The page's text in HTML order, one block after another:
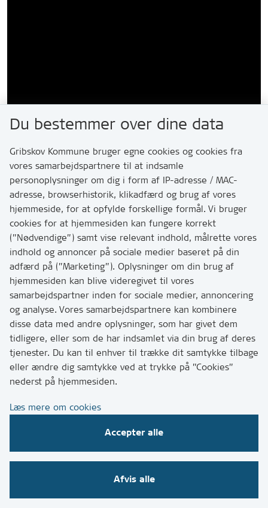
Du bestemmer over dine data
Gribskov Kommune bruger egne cookies og cookies fra
vores samarbejdspartnere til at indsamle
personoplysninger om dig i form af IP-adresse / MAC-
adresse, browserhistorik, klikadfærd og brug af vores
hjemmeside, for at opfylde forskellige formål. Vi bruger
cookies for at hjemmesiden kan fungere korrekt
(”Nødvendige”) samt vise relevant indhold, målrette vores
indhold og annoncer på sociale medier baseret på din
adfærd på (”Marketing”). Oplysninger om din brug af
hjemmesiden kan blive videregivet til vores
samarbejdspartner inden for sociale medier, annoncering
og analyse. Vores samarbejdspartnere kan kombinere
disse data med andre oplysninger, som har givet dem
tidligere, eller som de har indsamlet via din brug af deres
tjenester. Du kan til enhver til trække dit samtykke tilbage
eller ændre dig samtykke ved at trykke på ”Cookies”
nederst på hjemmesiden.
Læs mere om cookies
Accepter alle
Afvis alle